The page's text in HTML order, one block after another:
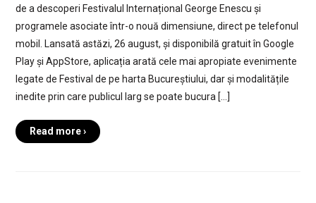
de a descoperi Festivalul Internațional George Enescu și
programele asociate într-o nouă dimensiune, direct pe telefonul
mobil. Lansată astăzi, 26 august, și disponibilă gratuit în Google
Play și AppStore, aplicația arată cele mai apropiate evenimente
legate de Festival de pe harta Bucureștiului, dar și modalitățile
inedite prin care publicul larg se poate bucura […]
Read more ›